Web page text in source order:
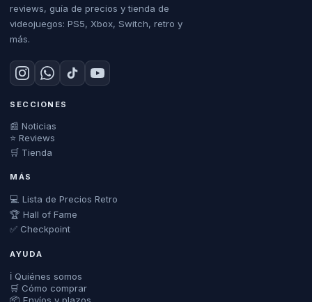
reviews, guía de precios y tienda de
videojuegos: PS5, Xbox, Switch, retro y
más.
SECCIONES
📰 Noticias
⭐ Reviews
🛒 Tienda
MÁS
💻 Lista de Precios Retro
🏆 Hall of Fame
✅ Checkpoint
AYUDA
ℹ️ Quiénes somos
🛒 Cómo comprar